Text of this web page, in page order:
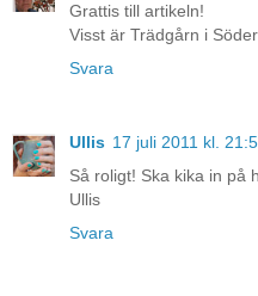
Grattis till artikeln!
Visst är Trädgårn i
Svara
Ullis 17 juli 2011 kl.
Så roligt! Ska kika in på
Ullis
Svara